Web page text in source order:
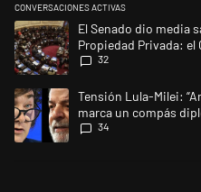
CONVERSACIONES ACTIVAS
Este listado muestra los
Un artículo de tendencia con el
El Senado dio media
Propiedad Privada: el
del Manejo del Fuego
32
Un artículo de tendencia con el
Tensión Lula-Milei:
marca un compás
acostumbrados"
34